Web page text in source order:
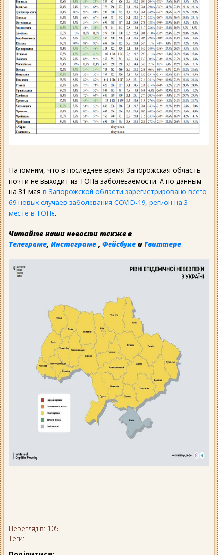
Напомним, что в последнее время Запорожская область
почти не выходит из ТОПа заболеваемости. А по данным
на 31 мая в Запорожской области зарегистрировано всего
69 новых случаев заболевания COVID-19, регион на 3
месте в ТОПе.
Читайте наши новости также в
Телеграме Инстаграме Фейсбуке и Твиттере.
Переглядів: 105.
Теги: